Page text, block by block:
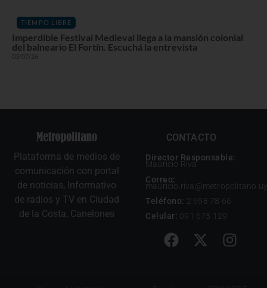
TIEMPO LIBRE
Imperdible Festival Medieval llega a la mansión colonial
del balneario El Fortín. Escuchá la entrevista
03/07/26
Plataforma de medios de
comunicación con portal
de noticias, Informativo
de radios y TV en Ciudad
de la Costa, Canelones
CONTACTO
Director Responsable:
Mauricio Riva
Correo:
mauricio.riva@metropolitano.uy
Teléfono: 2 698 78 66
Celular: 091 673 129